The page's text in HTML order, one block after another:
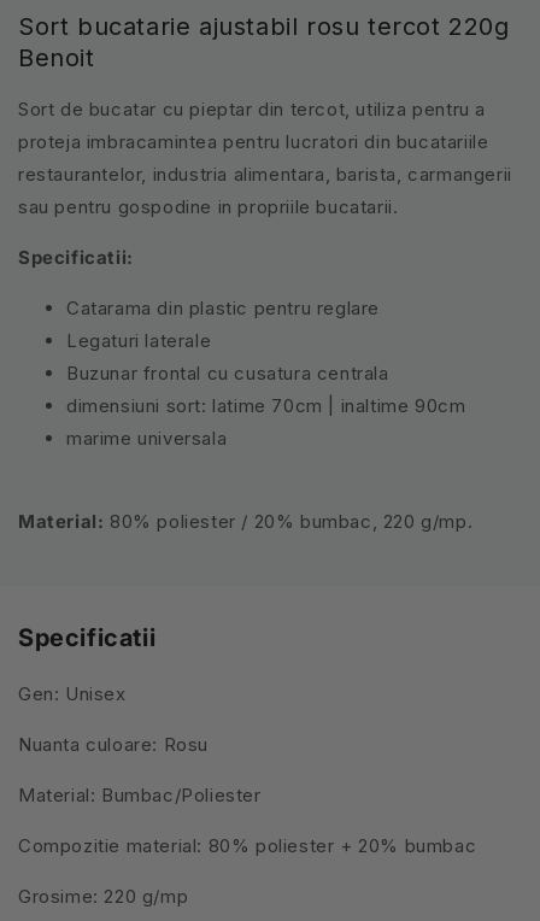
Sort bucatarie ajustabil rosu tercot 220g
Benoit
Sort de bucatar cu pieptar din tercot, utiliza pentru a
proteja imbracamintea pentru lucratori din bucatariile
restaurantelor, industria alimentara, barista, carmangerii
sau pentru gospodine in propriile bucatarii.
Specificatii:
Catarama din plastic pentru reglare
Legaturi laterale
Buzunar frontal cu cusatura centrala
dimensiuni sort: latime 70cm | inaltime 90cm
marime universala
Material: 80% poliester / 20% bumbac, 220 g/mp.
Specificatii
Gen: Unisex
Nuanta culoare: Rosu
Material: Bumbac/Poliester
Compozitie material: 80% poliester + 20% bumbac
Grosime: 220 g/mp